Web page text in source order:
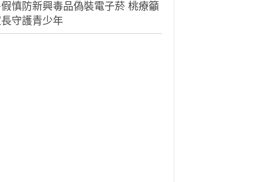
慎防新興毒品偽裝電子菸 桃療籲
守護青少年